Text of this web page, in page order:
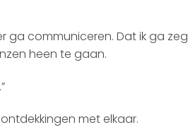
ga communiceren. Dat ik ga
heen te gaan.
met elkaar.